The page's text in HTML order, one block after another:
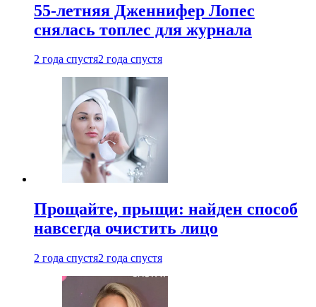
55-летняя Дженнифер Лопес
снялась топлес для журнала
2 года спустя2 года спустя
Прощайте, прыщи: найден способ
навсегда очистить лицо
2 года спустя2 года спустя